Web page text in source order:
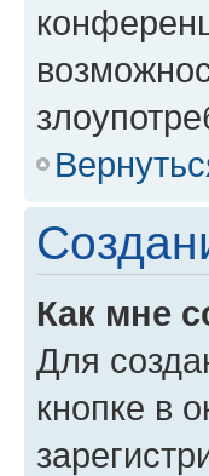
Как мне
Для
кнопке в